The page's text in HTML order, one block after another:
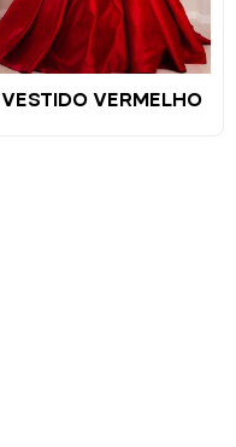
VESTIDO VERMELHO